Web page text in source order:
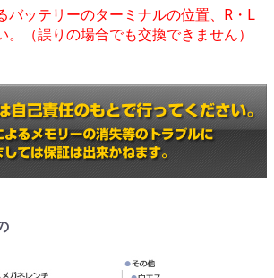
バッテリーのターミナルの位置、R・L
。（誤りの場合でも交換できません）